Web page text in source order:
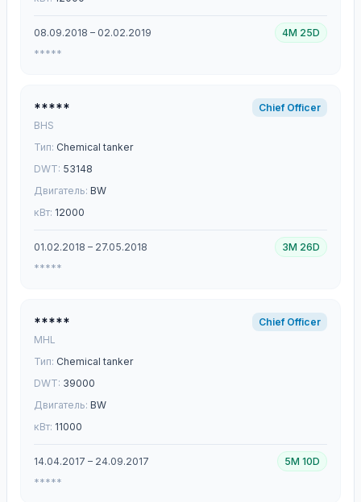
08.09.2018 – 02.02.2019
4M 25D
*****
*****
BHS
Chief Officer
Тип: Chemical tanker
DWT: 53148
Двигатель: BW
кВт: 12000
01.02.2018 – 27.05.2018
3M 26D
*****
*****
MHL
Chief Officer
Тип: Chemical tanker
DWT: 39000
Двигатель: BW
кВт: 11000
14.04.2017 – 24.09.2017
5M 10D
*****